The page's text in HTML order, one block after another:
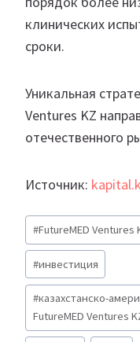
клинических
сроки.
Уникальная
Ventures KZ
отечественного
Источник:
Метки
записи:
#FutureMED Ventures
#инвестиция
#казахстанско-
FutureMED Ventures